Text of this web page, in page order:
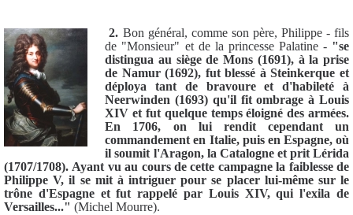
2. Bon général, comme son père, Philippe - fils
de "Monsieur" et de la princesse Palatine - "se
distingua au siège de Mons (1691), à la prise
de Namur (1692), fut blessé à Steinkerque et
déploya tant de bravoure et d'habileté à
Neerwinden (1693) qu'il fit ombrage à Louis
XIV et fut quelque temps éloigné des armées.
En 1706, on lui rendit cependant un
commandement en Italie, puis en Espagne, où
il soumit l'Aragon, la Catalogne et prit Lérida
(1707/1708). Ayant vu au cours de cette campagne la faiblesse de
Philippe V, il se mit à intriguer pour se placer lui-même sur le
trône d'Espagne et fut rappelé par Louis XIV, qui l'exila de
Versailles..." (Michel Mourre).